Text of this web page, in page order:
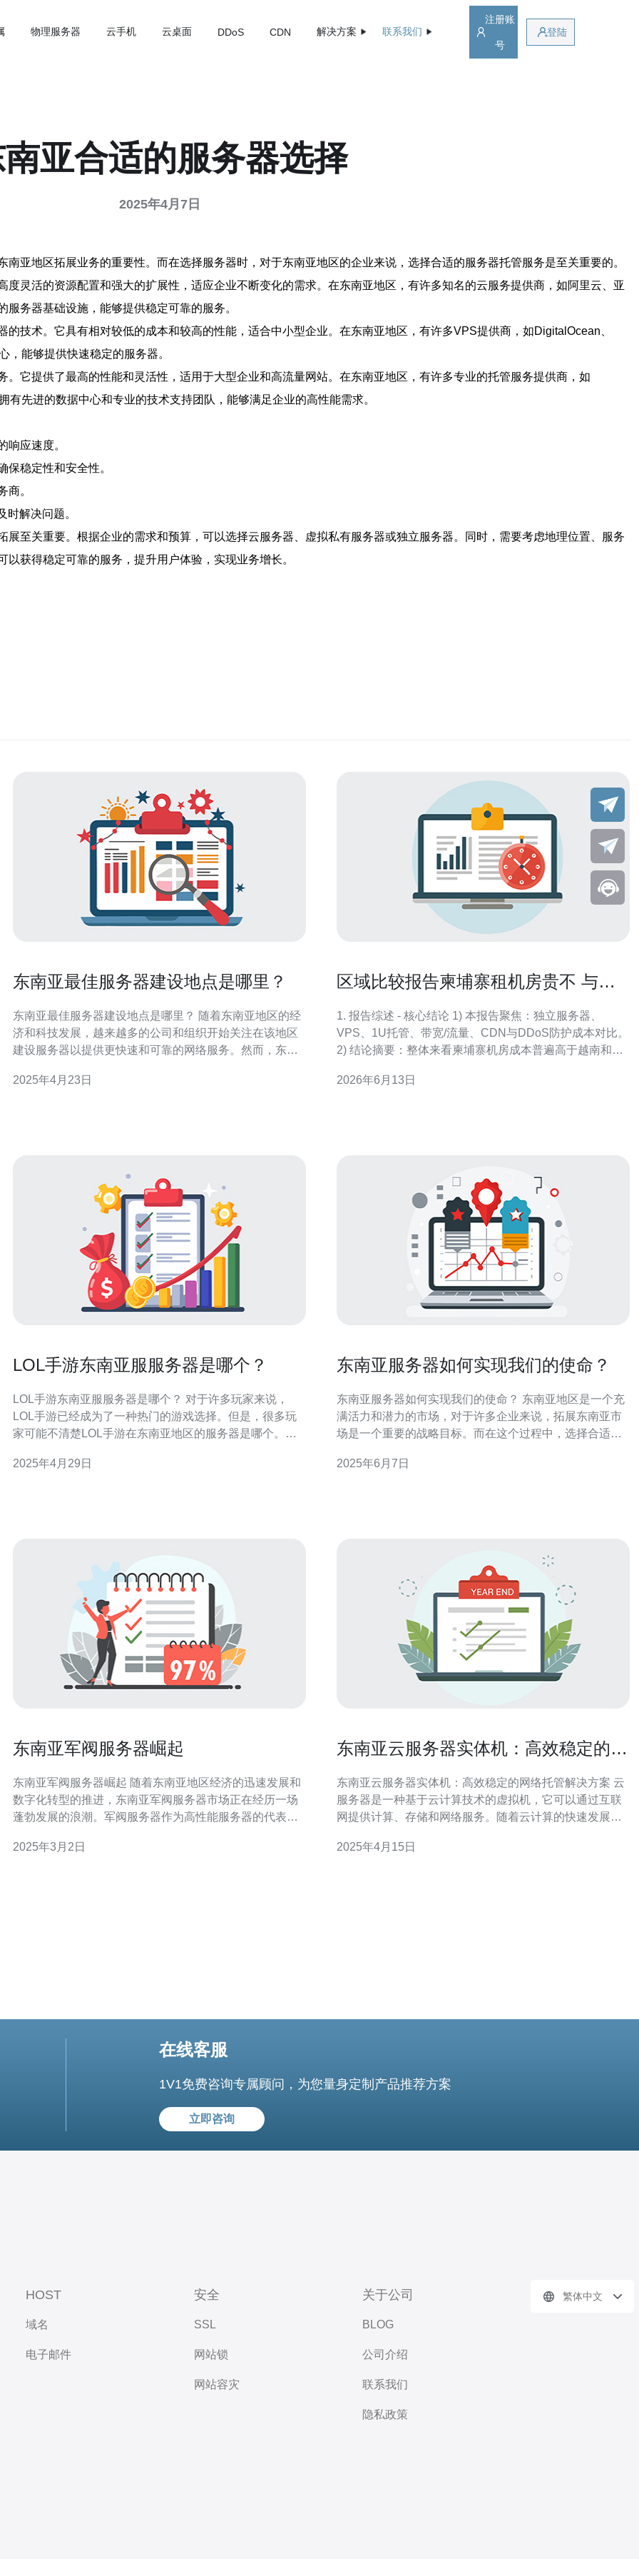
物理服务器 云手机 云桌面 DDoS CDN 解决方案 联系我们
注册账
号
登陆
亚合适的服务器选择
2025年4月7日
亚地区拓展业务的重要性。而在选择服务器时，对于东南亚地区的企业来说，选择合适的服务器托管服务是至关重要的。
灵活的资源配置和强大的扩展性，适应企业不断变化的需求。在东南亚地区，有许多知名的云服务提供商，如阿里云、亚
务器基础设施，能够提供稳定可靠的服务。
技术。它具有相对较低的成本和较高的性能，适合中小型企业。在东南亚地区，有许多VPS提供商，如DigitalOcean、
，能够提供快速稳定的服务器。
它提供了最高的性能和灵活性，适用于大型企业和高流量网站。在东南亚地区，有许多专业的托管服务提供商，如
先进的数据中心和专业的技术支持团队，能够满足企业的高性能需求。
响应速度。
保稳定性和安全性。
商。
解决问题。
至关重要。根据企业的需求和预算，可以选择云服务器、虚拟私有服务器或独立服务器。同时，需要考虑地理位置、服务
获得稳定可靠的服务，提升用户体验，实现业务增长。
东南亚最佳服务器建设地点是哪里？
东南亚最佳服务器建设地点是哪里？ 随着东南亚地区的经
济和科技发展，越来越多的公司和组织开始关注在该地区
建设服务器以提供更快速和可靠的网络服务。然而，东南
同。那么，在东南亚，哪个地方是最佳的服务器建设地点
2025年4月23日
区域比较报告柬埔寨租机房贵不 与越
1. 报告综述 - 核心结论 1) 本报告聚焦：独立服务器、
VPS、1U托管、带宽/流量、CDN与DDoS防护成本对比。
2) 结论摘要：整体来看柬埔寨机房成本普遍高于越南和泰
际出口受限、数据中心规模与竞争较小、电力与运营成本
2026年6月13日
LOL手游东南亚服服务器是哪个？
LOL手游东南亚服服务器是哪个？ 对于许多玩家来说，
LOL手游已经成为了一种热门的游戏选择。但是，很多玩
家可能不清楚LOL手游在东南亚地区的服务器是哪个。在
信息。 LOL手游东南亚服服务器的名称是Garena服务器。
2025年4月29日
东南亚服务器如何实现我们的使命？
东南亚服务器如何实现我们的使命？ 东南亚地区是一个充
满活力和潜力的市场，对于许多企业来说，拓展东南亚市
场是一个重要的战略目标。而在这个过程中，选择合适的
业务正常运行的基础。在东南亚地区，由于网络环境和电
2025年6月7日
东南亚军阀服务器崛起
东南亚军阀服务器崛起 随着东南亚地区经济的迅速发展和
数字化转型的推进，东南亚军阀服务器市场正在经历一场
蓬勃发展的浪潮。军阀服务器作为高性能服务器的代表，
能，成为越来越多企业和组织的首选。本文将介绍东南亚
2025年3月2日
东南亚云服务器实体机：高效稳定的网
东南亚云服务器实体机：高效稳定的网络托管解决方案 云
服务器是一种基于云计算技术的虚拟机，它可以通过互联
网提供计算、存储和网络服务。随着云计算的快速发展，
首选解决方案。 在东南亚地区，云服务器实体机是一种特
2025年4月15日
在线客服
1V1免费咨询专属顾问，为您量身定制产品推荐方案
立即咨询
HOST
域名
电子邮件
安全
SSL
网站锁
网站容灾
关于公司
BLOG
公司介绍
联系我们
隐私政策
繁体中文